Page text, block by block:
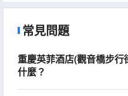
常見問題
重慶英菲酒店(觀音橋步
什麼？